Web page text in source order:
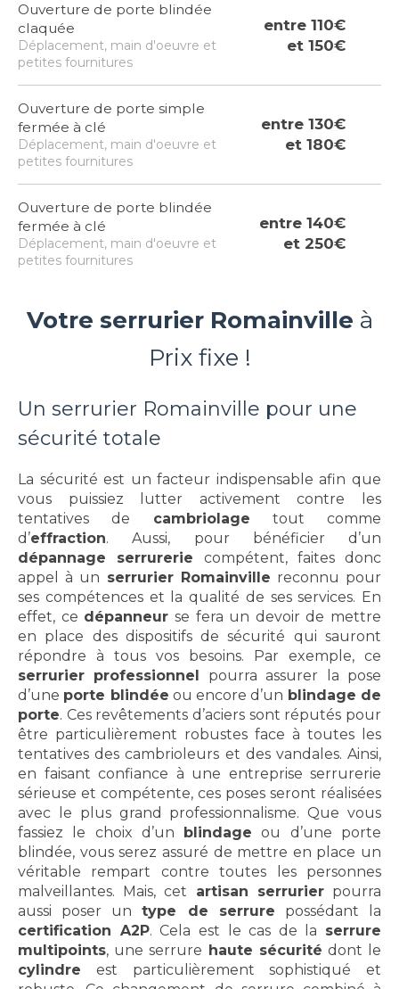
Ouverture de porte blindée
claquée
Déplacement, main d'oeuvre et
petites fournitures
entre 110€
et 150€
Ouverture de porte simple
fermée à clé
Déplacement, main d'oeuvre et
petites fournitures
entre 130€
et 180€
Ouverture de porte blindée
fermée à clé
Déplacement, main d'oeuvre et
petites fournitures
entre 140€
et 250€
Votre serrurier Romainville à
Prix fixe !
Un serrurier Romainville pour une
sécurité totale
La sécurité est un facteur indispensable afin que
vous puissiez lutter activement contre les
tentatives de cambriolage tout comme
d’effraction. Aussi, pour bénéficier d’un
dépannage serrurerie compétent, faites donc
appel à un serrurier Romainville reconnu pour
ses compétences et la qualité de ses services. En
effet, ce dépanneur se fera un devoir de mettre
en place des dispositifs de sécurité qui sauront
répondre à tous vos besoins. Par exemple, ce
serrurier professionnel pourra assurer la pose
d’une porte blindée ou encore d’un blindage de
porte. Ces revêtements d’aciers sont réputés pour
être particulièrement robustes face à toutes les
tentatives des cambrioleurs et des vandales. Ainsi,
en faisant confiance à une entreprise serrurerie
sérieuse et compétente, ces poses seront réalisées
avec le plus grand professionnalisme. Que vous
fassiez le choix d’un blindage ou d’une porte
blindée, vous serez assuré de mettre en place un
véritable rempart contre toutes les personnes
malveillantes. Mais, cet artisan serrurierpourra
aussi poser untype de serrure possédant la
certification A2P. Cela est le cas de la serrure
multipoints, une serrure haute sécurité dont le
cylindre est particulièrement sophistiqué et